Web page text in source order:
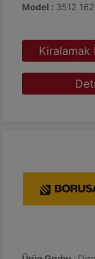
Model : 3512
Kiralamak